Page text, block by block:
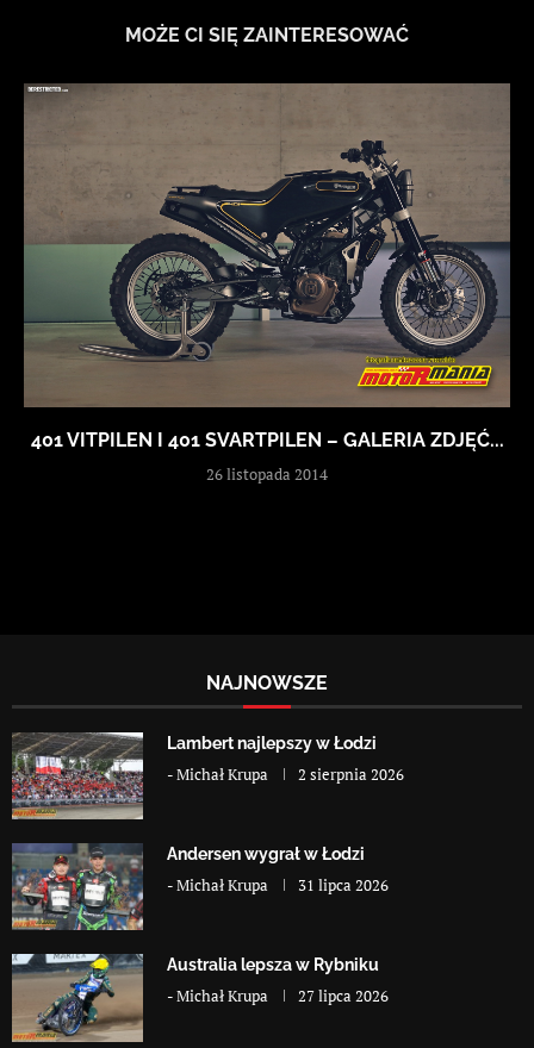
MOŻE CI SIĘ ZAINTERESOWAĆ
401 VITPILEN I 401 SVARTPILEN – GALERIA ZDJĘĆ...
26 listopada 2014
NAJNOWSZE
Lambert najlepszy w Łodzi
-Michał Krupa 2 sierpnia 2026
Andersen wygrał w Łodzi
-Michał Krupa 31 lipca 2026
Australia lepsza w Rybniku
-Michał Krupa 27 lipca 2026